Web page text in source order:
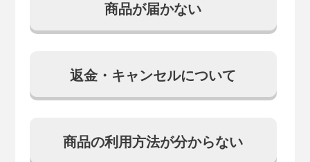
商品が届かない
返金・キャンセルについて
商品の利用方法が分からない